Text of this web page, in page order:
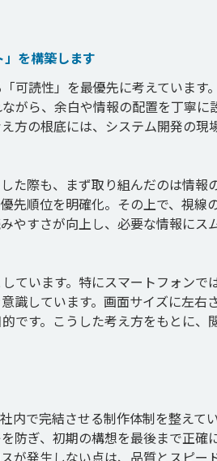
を構築します
可読性」を最優先に考えています
がら、余白や情報の配置を丁寧に
方の根底には、システム開発の現
た際も、まず取り組んだのは情報
先順位を明確化。その上で、視線
やすさが向上し、必要な情報にス
ています。特にスマートフォンで
識しています。画面サイズに左右
です。こうした考え方をもとに、
内で完結させる制作体制を整えて
防ぎ、初期の構想を最後まで正確
が発生しない点は、品質とスピー